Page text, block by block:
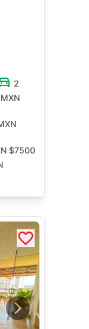
2
MXN
$7500